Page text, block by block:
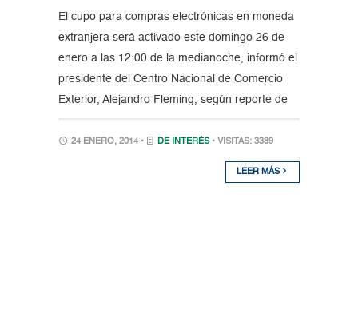
El cupo para compras electrónicas en moneda
extranjera será activado este domingo 26 de
enero a las 12:00 de la medianoche, informó el
presidente del Centro Nacional de Comercio
Exterior, Alejandro Fleming, según reporte de
24 ENERO, 2014 • DE INTERÉS • VISITAS: 3389
LEER MÁS